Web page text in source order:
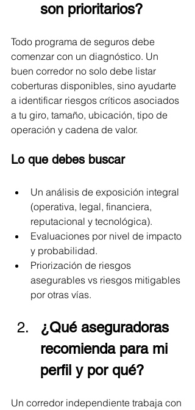
son prioritarios?
Todo programa de seguros debe
comenzar con un diagnóstico. Un
buen corredor no solo debe listar
coberturas disponibles, sino ayudarte
a identificar riesgos críticos asociados
a tu giro, tamaño, ubicación, tipo de
operación y cadena de valor.
Lo que debes buscar
Un análisis de exposición integral
(operativa, legal, financiera,
reputacional y tecnológica).
Evaluaciones por nivel de impacto
y probabilidad.
Priorización de riesgos
asegurables vs riesgos mitigables
por otras vías.
¿Qué aseguradoras
recomienda para mi
perfil y por qué?
Un corredor independiente trabaja con